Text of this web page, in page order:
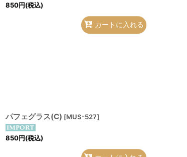
850円(税込)
カートに入れる
パフェグラス(C) [MUS-527]
850円(税込)